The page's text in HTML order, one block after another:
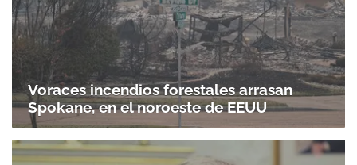
Voraces incendios forestales arrasan
Spokane, en el noroeste de EEUU